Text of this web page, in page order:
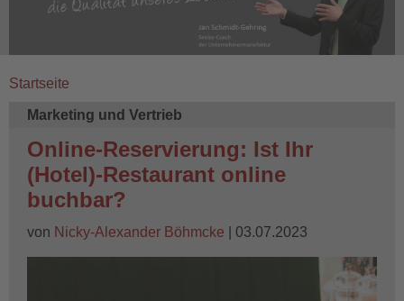
Startseite
Marketing und Vertrieb
Online-Reservierung: Ist Ihr
(Hotel)-Restaurant online
buchbar?
von Nicky-Alexander Böhmcke | 03.07.2023